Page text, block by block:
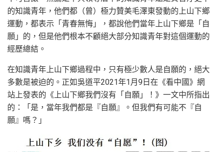
的知識青年，他們都（曾）極力贊美毛澤東發動的上山下鄉
運動，都表示「青春無悔」，都說他們當年上山下鄉是「自
願」的，但是他們根本不顧絕大部分知識青年對這個運動的
經歷總結。
在知識青年上山下鄉過程中，只有極少數人是自願的，絕大
多數是被迫的。正如吳道平2021年1月9日在《看中國》網
站上發表的《上山下鄉我們沒有「自願」！》一文中所指出
的：「是，當年我們都是『自願』。但我們有可能不『自
願』嗎？」